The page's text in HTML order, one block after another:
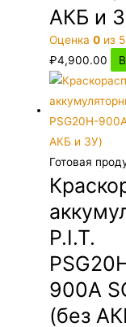
АКБ и
Оценка0 из 5
₽4,900.00
Готовая
P.I.T.
900A
(без